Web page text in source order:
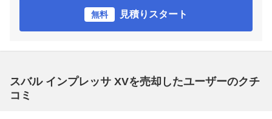
無料 見積りスタート
スバル インプレッサ XVを売却したユーザーのクチ
コミ